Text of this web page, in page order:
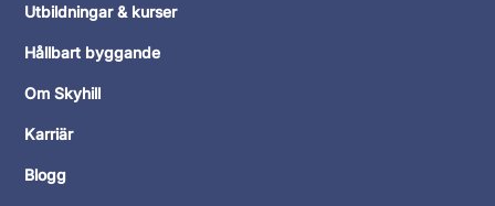
Utbildningar & kurser
Hållbart byggande
Om Skyhill
Karriär
Blogg